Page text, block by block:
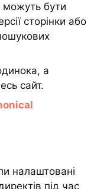
можуть бути
сторінки або
а
сайт.
налаштовані
під час